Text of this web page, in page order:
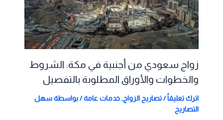
زواج سعودي من أجنبية في مكة: الشروط
والخطوات والأوراق المطلوبة بالتفصيل
اترك تعليقاً /تصاريح الزواج,خدمات عامة/ بواسطة سهل
التصاريح